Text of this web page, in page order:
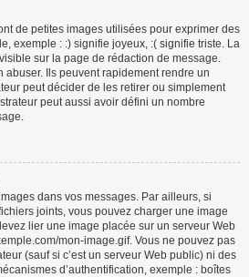
de petites images utilisées pour exprimer des
exemple : :) signifie joyeux, :( signifie triste. La
sur la page de rédaction de message.
abuser. Ils peuvent rapidement rendre un
peut décider de les retirer ou simplement
peut aussi avoir défini un nombre
dans vos messages. Par ailleurs, si
joints, vous pouvez charger une image
lier une image placée sur un serveur Web
mon-image.gif. Vous ne pouvez pas
(sauf si c’est un serveur Web public) ni des
d’authentification, exemple : boîtes